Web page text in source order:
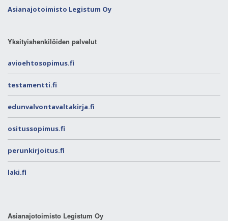
Asianajotoimisto Legistum Oy
Yksityishenkilöiden palvelut
avioehtosopimus.fi
testamentti.fi
edunvalvontavaltakirja.fi
ositussopimus.fi
perunkirjoitus.fi
laki.fi
Asianajotoimisto Legistum Oy